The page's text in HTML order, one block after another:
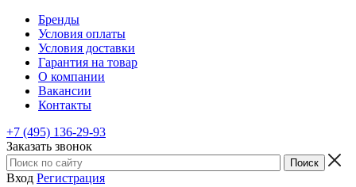
Бренды
Условия оплаты
Условия доставки
Гарантия на товар
О компании
Вакансии
Контакты
+7 (495) 136-29-93
Заказать звонок
Вход Регистрация